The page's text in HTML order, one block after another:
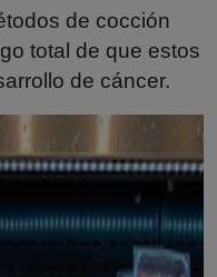
de cocción
total de que estos
de cáncer.